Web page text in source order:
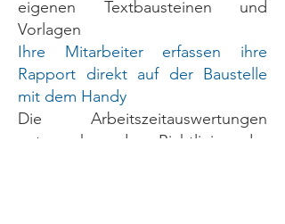
eigenen Textbausteinen und
Vorlagen
Ihre Mitarbeiter erfassen ihre
Rapport direkt auf der Baustelle
mit dem Handy
Die Arbeitszeitauswertungen
entsprechen den Richtlinien der